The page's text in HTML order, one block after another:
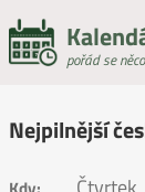
pořád se
Nejpilnější